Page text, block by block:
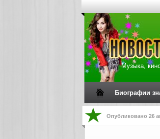
Музыка,
Биографии
Опубликовано 26